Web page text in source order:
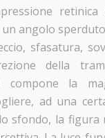
angolo
sfasatura,
della
compone la
ad una
sfondo, la figura